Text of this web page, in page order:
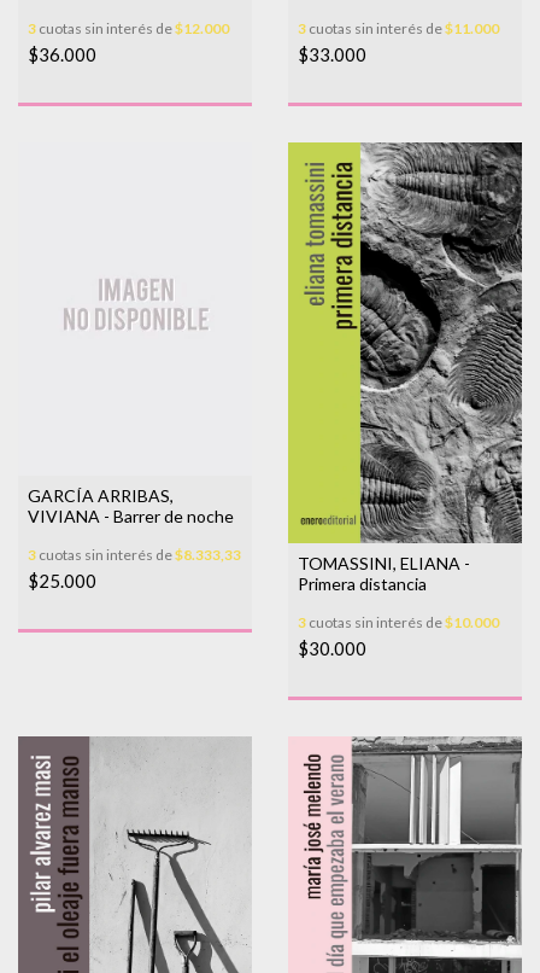
3 cuotas sin interés de$12.000
$36.000
3 cuotas sin interés de$11.000
$33.000
GARCÍA ARRIBAS,
VIVIANA - Barrer de noche
3 cuotas sin interés de$8.333,33
$25.000
TOMASSINI, ELIANA -
Primera distancia
3 cuotas sin interés de$10.000
$30.000